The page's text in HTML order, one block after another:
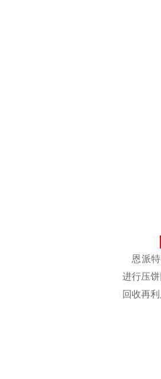
恩派特
进行压
回收再